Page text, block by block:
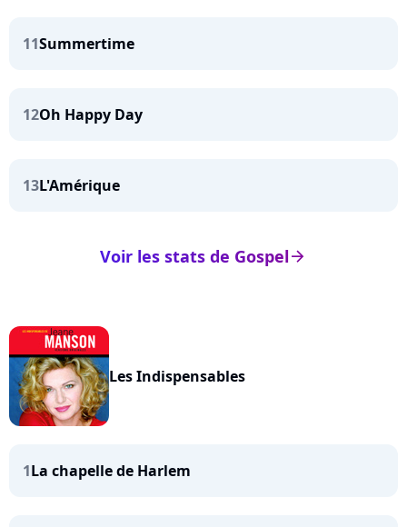
11Summertime
12Oh Happy Day
13L'Amérique
arrow_right
Voir les stats de Gospel
Les Indispensables
1La chapelle de Harlem